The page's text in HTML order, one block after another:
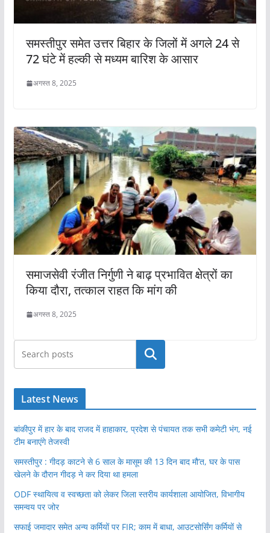
समस्तीपुर समेत उत्तर बिहार के जिलों में अगले 24 से
72 घंटे में हल्की से मध्यम बारिश के आसार
अगस्त 8, 2025
समाजसेवी रंजीत निर्गुणी ने बाढ़ प्रभावित क्षेत्रों का
किया दौरा, तत्काल राहत कि मांग की
अगस्त 8, 2025
खोजें
Latest News
बांकीपुर में हार के बाद राजद में हाहाकार, प्रदेश से पंचायत तक सभी कमेटी भंग, नई
टीम बनाएंगे तेजस्वी
समस्तीपुर : गीदड़ काटने से 6 साल के मासूम की 13 दिन बाद मौ’त, घर के पास
खेलने के दौरान गीदड़ ने कर दिया था हमला
ODF स्थायित्व व स्वच्छता को लेकर जिला स्तरीय कार्यशाला आयोजित, विभागीय
समन्वय पर जोर
सफाई जमादार समेत अन्य कर्मियों पर FIR; काम में बाधा, आउटसोर्सिंग कर्मियों से